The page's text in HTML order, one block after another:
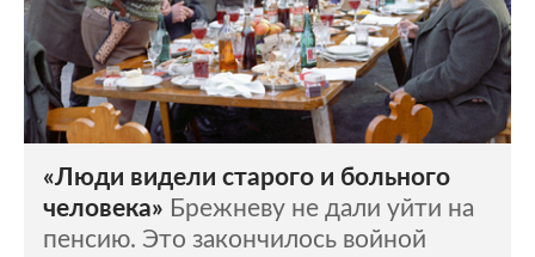
«Люди видели старого и больного
человека» Брежневу не дали уйти на
пенсию. Это закончилось войной